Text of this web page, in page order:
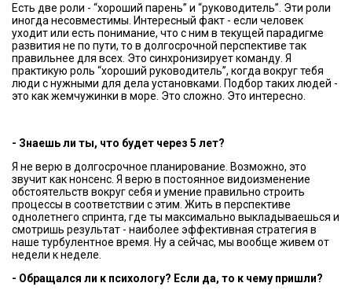
Есть две роли - “хороший парень” и “руководитель”. Эти роли
иногда несовместимы. Интересный факт - если человек
уходит или есть понимание, что с ним в текущей парадигме
развития не по пути, то в долгосрочной перспективе так
правильнее для всех. Это синхронизирует команду. Я
практикую роль “хороший руководитель”, когда вокруг тебя
люди с нужными для дела установками. Подбор таких людей -
это как жемчужинки в море. Это сложно. Это интересно.
- Знаешь ли ты, что будет через 5 лет?
Я не верю в долгосрочное планирование. Возможно, это
звучит как нонсенс. Я верю в постоянное видоизменение
обстоятельств вокруг себя и умение правильно строить
процессы в соответствии с этим. Жить в перспективе
однолетнего спринта, где ты максимально выкладываешься и
смотришь результат - наиболее эффективная стратегия в
наше турбулентное время. Ну а сейчас, мы вообще живем от
недели к неделе.
- Обращался ли к психологу? Если да, то к чему пришли?